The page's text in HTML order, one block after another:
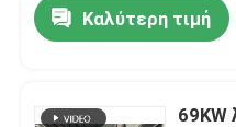
Καλύτερη τιμή
69KW